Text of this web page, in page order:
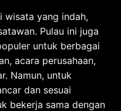
wisata yang indah,
Pulau ini juga
untuk berbagai
acara perusahaan,
Namun, untuk
dan sesuai
bekerja sama dengan